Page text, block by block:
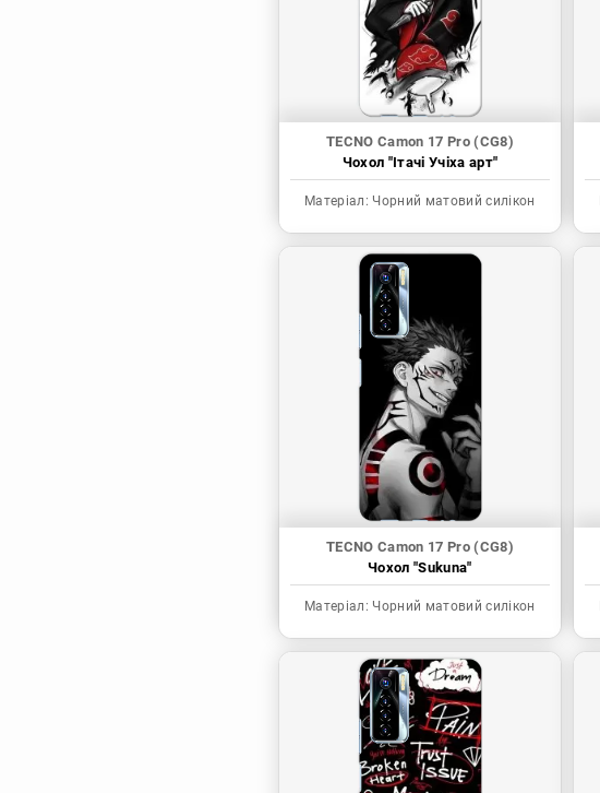
TECNO Camon 17 Pro (CG8)
Чохол "Ітачі Учіха арт"
Матеріал: Чорний матовий силікон
TECNO Camon 17 Pro (CG8)
Чохол "Sukuna"
Матеріал: Чорний матовий силікон